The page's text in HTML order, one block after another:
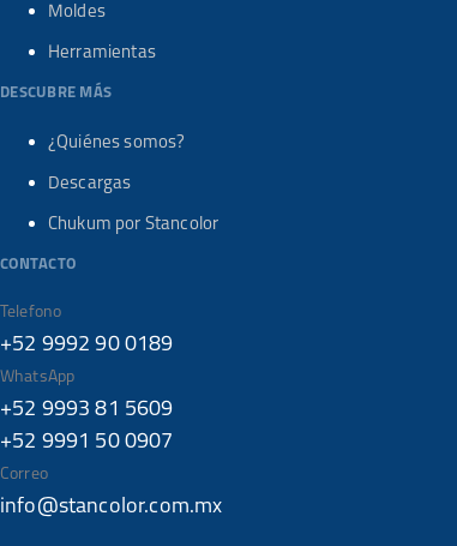
Moldes
Herramientas
DESCUBRE MÁS
¿Quiénes somos?
Descargas
Chukum por Stancolor
CONTACTO
Telefono
+52 9992 90 0189
WhatsApp
+52 9993 81 5609
+52 9991 50 0907
Correo
info@stancolor.com.mx